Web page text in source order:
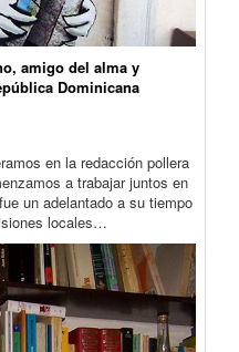
amigo del alma y
Dominicana
en la redacción pollera
a trabajar juntos en
un adelantado a su tiempo
locales…